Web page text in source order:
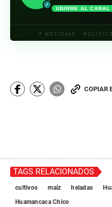
✓
UNIRME AL CANAL
📍 NOTICIAS ·
COPIAR
TAGS RELACIONADOS
cultivos maíz heladas
Huamancaca Chico